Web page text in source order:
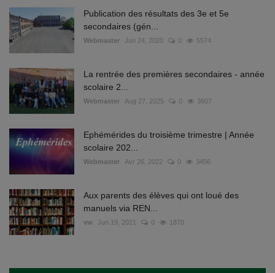
Publication des résultats des 3e et 5e
secondaires (gén...
Webmaster Jun 24, 2020 0 5574
La rentrée des premières secondaires - année
scolaire 2...
Webmaster Aug 27, 2025 0 3607
Ephémérides du troisième trimestre | Année
scolaire 202...
Webmaster Avr 26, 2022 0 3456
Aux parents des élèves qui ont loué des
manuels via REN...
vw Jun 19, 2021 0 1870